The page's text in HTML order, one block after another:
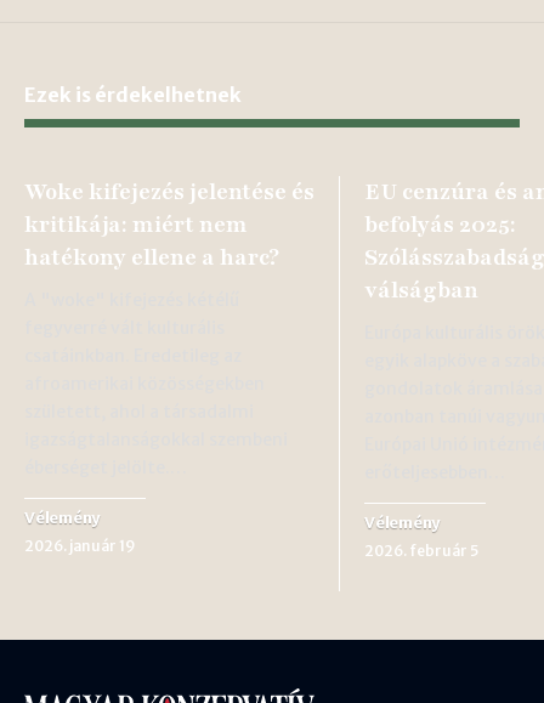
Ezek is érdekelhetnek
Woke kifejezés jelentése és
kritikája: miért nem
hatékony ellene a harc?
Vélemény
2026. január 19
EU cenzúra és
befolyás 2025:
Szólásszabadság
válságban
Vélemény
2026. február 5